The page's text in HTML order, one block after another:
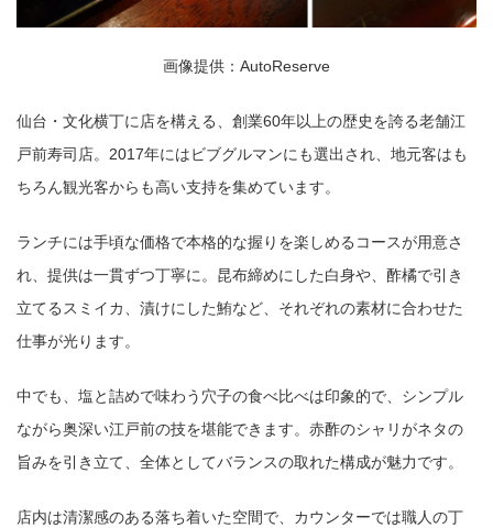
画像提供：AutoReserve
仙台・文化横丁に店を構える、創業60年以上の歴史を誇る老舗江
戸前寿司店。2017年にはビブグルマンにも選出され、地元客はも
ちろん観光客からも高い支持を集めています。
ランチには手頃な価格で本格的な握りを楽しめるコースが用意さ
れ、提供は一貫ずつ丁寧に。昆布締めにした白身や、酢橘で引き
立てるスミイカ、漬けにした鮪など、それぞれの素材に合わせた
仕事が光ります。
中でも、塩と詰めで味わう穴子の食べ比べは印象的で、シンプル
ながら奥深い江戸前の技を堪能できます。赤酢のシャリがネタの
旨みを引き立て、全体としてバランスの取れた構成が魅力です。
店内は清潔感のある落ち着いた空間で、カウンターでは職人の丁